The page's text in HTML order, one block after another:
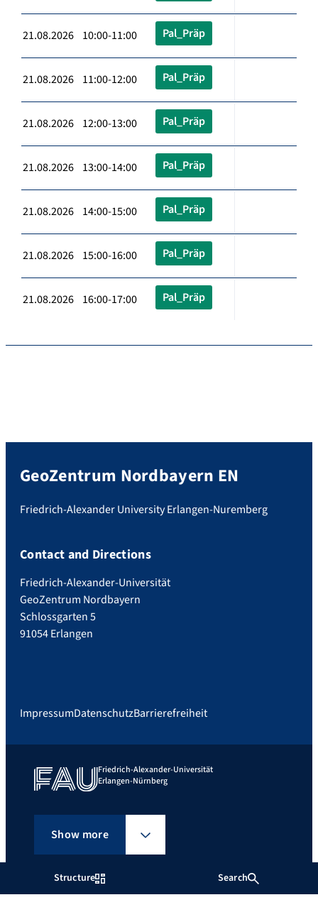
Structure Search
21.08.2026 10:00-11:00 Pal_Präp
21.08.2026 11:00-12:00 Pal_Präp
21.08.2026 12:00-13:00 Pal_Präp
21.08.2026 13:00-14:00 Pal_Präp
21.08.2026 14:00-15:00 Pal_Präp
21.08.2026 15:00-16:00 Pal_Präp
21.08.2026 16:00-17:00 Pal_Präp
GeoZentrum Nordbayern EN
Friedrich-Alexander University Erlangen-Nuremberg
Contact and Directions
Friedrich-Alexander-Universität
GeoZentrum Nordbayern
Schlossgarten 5
91054 Erlangen
ImpressumDatenschutzBarrierefreiheit
Friedrich-Alexander-Universität
Erlangen-Nürnberg
Show more